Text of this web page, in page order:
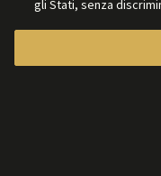
gli Stati, senza